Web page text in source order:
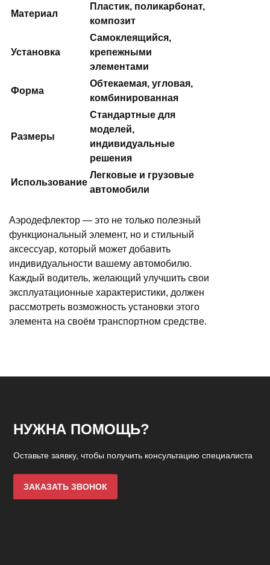
Материал
Пластик, поликарбонат,
композит
Установка
Самоклеящийся,
крепежными
элементами
Форма
Обтекаемая, угловая,
комбинированная
Размеры
Стандартные для
моделей,
индивидуальные
решения
Использование
Легковые и грузовые
автомобили
Аэродефлектор — это не только полезный
функциональный элемент, но и стильный
аксессуар, который может добавить
индивидуальности вашему автомобилю.
Каждый водитель, желающий улучшить свои
эксплуатационные характеристики, должен
рассмотреть возможность установки этого
элемента на своём транспортном средстве.
НУЖНА ПОМОЩЬ?
Оставьте заявку, чтобы получить консультацию специалиста
ЗАКАЗАТЬ ЗВОНОК